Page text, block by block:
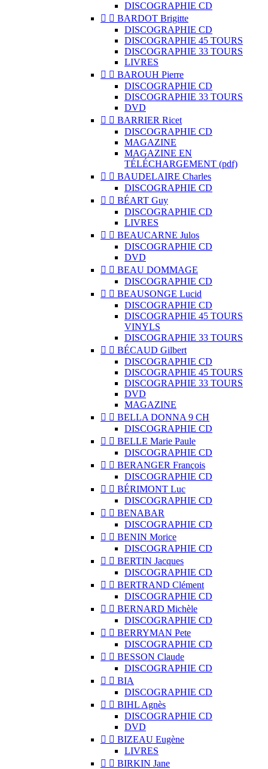
DISCOGRAPHIE CD
  BARDOT Brigitte
DISCOGRAPHIE CD
DISCOGRAPHIE 45 TOURS
DISCOGRAPHIE 33 TOURS
LIVRES
  BAROUH Pierre
DISCOGRAPHIE CD
DISCOGRAPHIE 33 TOURS
DVD
  BARRIER Ricet
DISCOGRAPHIE CD
MAGAZINE
MAGAZINE EN
TÉLÉCHARGEMENT (pdf)
  BAUDELAIRE Charles
DISCOGRAPHIE CD
  BÉART Guy
DISCOGRAPHIE CD
LIVRES
  BEAUCARNE Julos
DISCOGRAPHIE CD
DVD
  BEAU DOMMAGE
DISCOGRAPHIE CD
  BEAUSONGE Lucid
DISCOGRAPHIE CD
DISCOGRAPHIE 45 TOURS
VINYLS
DISCOGRAPHIE 33 TOURS
  BÉCAUD Gilbert
DISCOGRAPHIE CD
DISCOGRAPHIE 45 TOURS
DISCOGRAPHIE 33 TOURS
DVD
MAGAZINE
  BELLA DONNA 9 CH
DISCOGRAPHIE CD
  BELLE Marie Paule
DISCOGRAPHIE CD
  BERANGER François
DISCOGRAPHIE CD
  BÉRIMONT Luc
DISCOGRAPHIE CD
  BENABAR
DISCOGRAPHIE CD
  BENIN Morice
DISCOGRAPHIE CD
  BERTIN Jacques
DISCOGRAPHIE CD
  BERTRAND Clément
DISCOGRAPHIE CD
  BERNARD Michèle
DISCOGRAPHIE CD
  BERRYMAN Pete
DISCOGRAPHIE CD
  BESSON Claude
DISCOGRAPHIE CD
  BIA
DISCOGRAPHIE CD
  BIHL Agnès
DISCOGRAPHIE CD
DVD
  BIZEAU Eugène
LIVRES
  BIRKIN Jane